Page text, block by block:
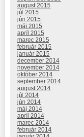
august 2015
júl 2015
jún 2015
máj 2015
apríl 2015
marec 2015
február 2015
január 2015
december 2014
november 2014
október 2014
september 2014
august 2014
júl 2014
jún 2014
máj 2014
apríl 2014
marec 2014
február 2014